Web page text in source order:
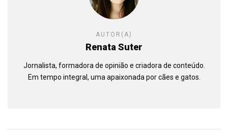
AUTOR(A)
Renata Suter
Jornalista, formadora de opinião e criadora de conteúdo.
Em tempo integral, uma apaixonada por cães e gatos.